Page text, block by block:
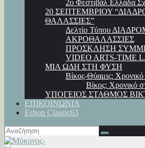
2ο Φεστιβάλ Ελλάδα
20 ΣΕΠΤΕΜΒΡΙΟΥ
ΘΑΛΑΣΣΙΕΣ”
Δελτίο Τύπου
ΑΚΡΟΘΑΛΑΣΣΙΕΣ
ΠΡΟΣΚΛΗΣΗ
VIDEO ARTS-TIME
ΜΙΑ ΩΔΗ ΣΤΗ ΦΥΣΗ
Βίκος-Θύαμις: Χρονικό
Βίκος: Χρονικό
ΥΠΟΓΕΙΟΣ ΣΤΑΘΜΟΣ
ΕΠΙΚΟΙΝΩΝΙΑ
Eshop Classic63